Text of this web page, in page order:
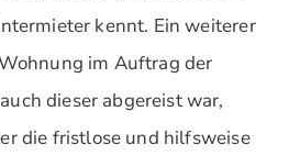
kennt. Ein weiterer
im Auftrag der
dieser abgereist war,
die fristlose und hilfsweise